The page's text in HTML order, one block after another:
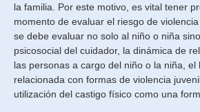
la familia. Por este motivo, es vital tener
momento de evaluar el riesgo de
se debe evaluar no solo al niño o niña
psicosocial del cuidador, la dinámica de
las personas a cargo del niño o la niña, el
relacionada con formas de violencia
utilización del castigo físico como una